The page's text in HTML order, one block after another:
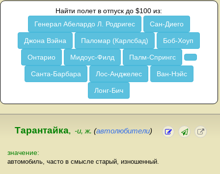
Найти полет в отпуск до $100 из:
Генерал Абелардо Л. Родригес
Сан-Диего
Джона Вэйна Паломар (Карлсбад) Боб-Хоуп
Онтарио Мидоус-Филд Палм-Спрингс
Санта-Барбара Лос-Анджелес Ван-Нэйс
Лонг-Бич
Тарантайка, -и, ж. (автолюбители)
значение:
автомобиль, часто в смысле старый, изношенный.